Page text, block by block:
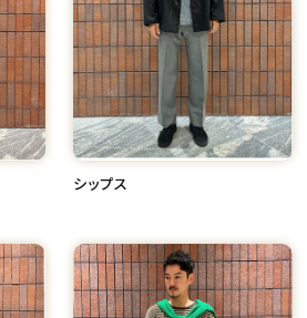
シップス